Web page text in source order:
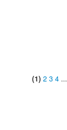
(1) 2 3 4